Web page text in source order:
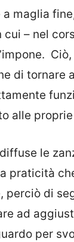
maglia
cui – nel
Ciò,
di tornare
alle
le
praticità
perciò di
ad
per